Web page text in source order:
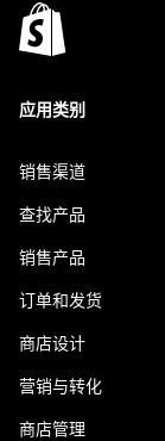
应用类别
销售渠道
查找产品
销售产品
订单和发货
商店设计
营销与转化
商店管理